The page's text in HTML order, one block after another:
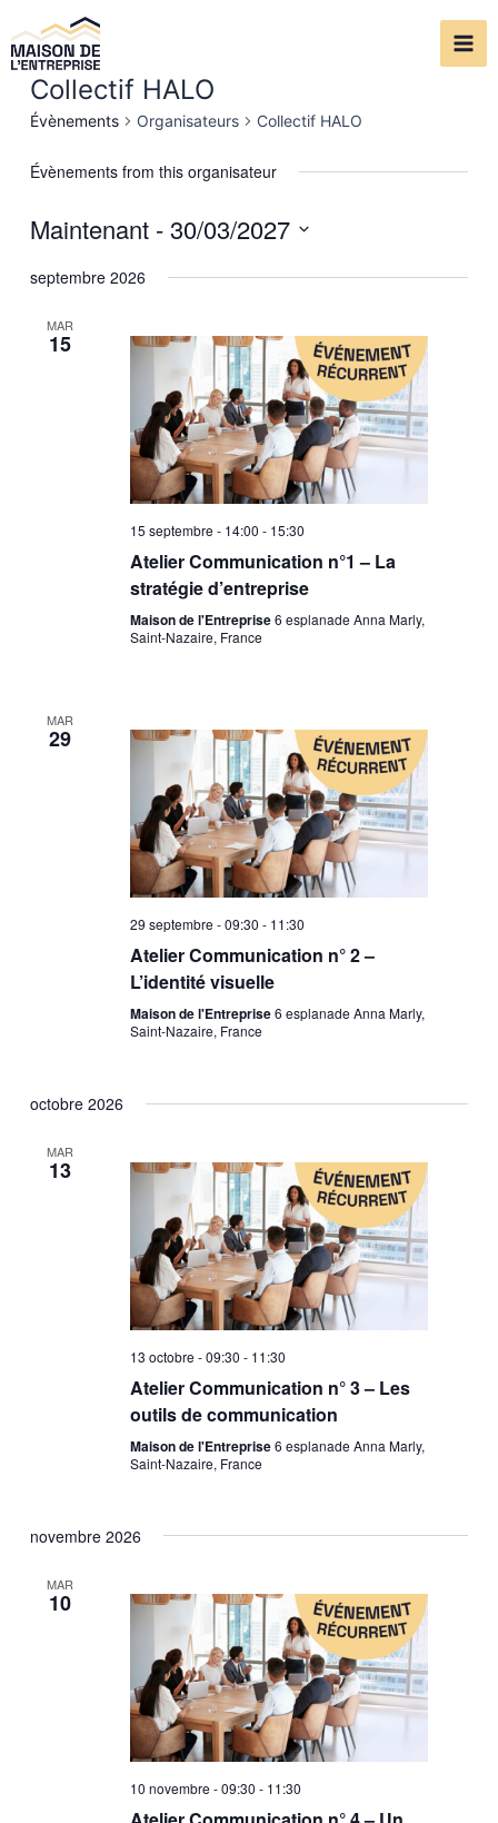
au
contenu
Collectif HALO
Évènements Organisateurs Collectif HALO
Évènements from this organisateur
Maintenant - 30/03/2027
une
septembre 2026
MAR
15
15 septembre - 14:00 - 15:30
Atelier Communication n°1 – La
stratégie d’entreprise
Maison de l'Entreprise6 esplanade Anna Marly,
Saint-Nazaire, France
MAR
29
29 septembre - 09:30 - 11:30
Atelier Communication n° 2 –
L’identité visuelle
Maison de l'Entreprise6 esplanade Anna Marly,
Saint-Nazaire, France
octobre 2026
MAR
13
13 octobre - 09:30 - 11:30
Atelier Communication n° 3 – Les
outils de communication
Maison de l'Entreprise6 esplanade Anna Marly,
Saint-Nazaire, France
novembre 2026
MAR
10
10 novembre - 09:30 - 11:30